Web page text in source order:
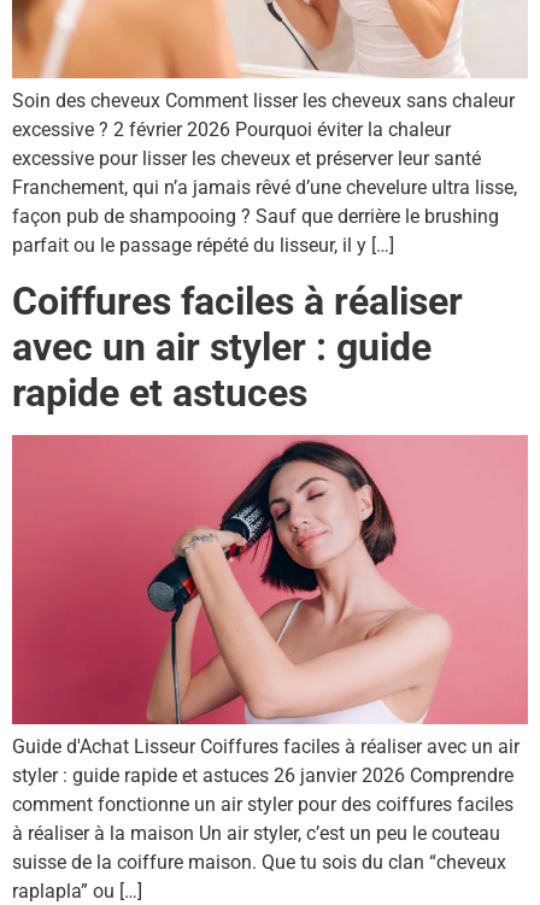
Soin des cheveux Comment lisser les cheveux sans chaleur
excessive ? 2 février 2026 Pourquoi éviter la chaleur
excessive pour lisser les cheveux et préserver leur santé
Franchement, qui n’a jamais rêvé d’une chevelure ultra lisse,
façon pub de shampooing ? Sauf que derrière le brushing
parfait ou le passage répété du lisseur, il y […]
Coiffures faciles à réaliser
avec un air styler : guide
rapide et astuces
Guide d'Achat Lisseur Coiffures faciles à réaliser avec un air
styler : guide rapide et astuces 26 janvier 2026 Comprendre
comment fonctionne un air styler pour des coiffures faciles
à réaliser à la maison Un air styler, c’est un peu le couteau
suisse de la coiffure maison. Que tu sois du clan “cheveux
raplapla” ou […]